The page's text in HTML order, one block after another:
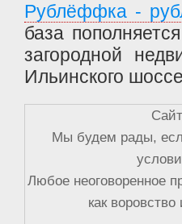
Рублёффка -
база
загородной
Ильинского
Мы будем рады,
Любое неоговоренное
как